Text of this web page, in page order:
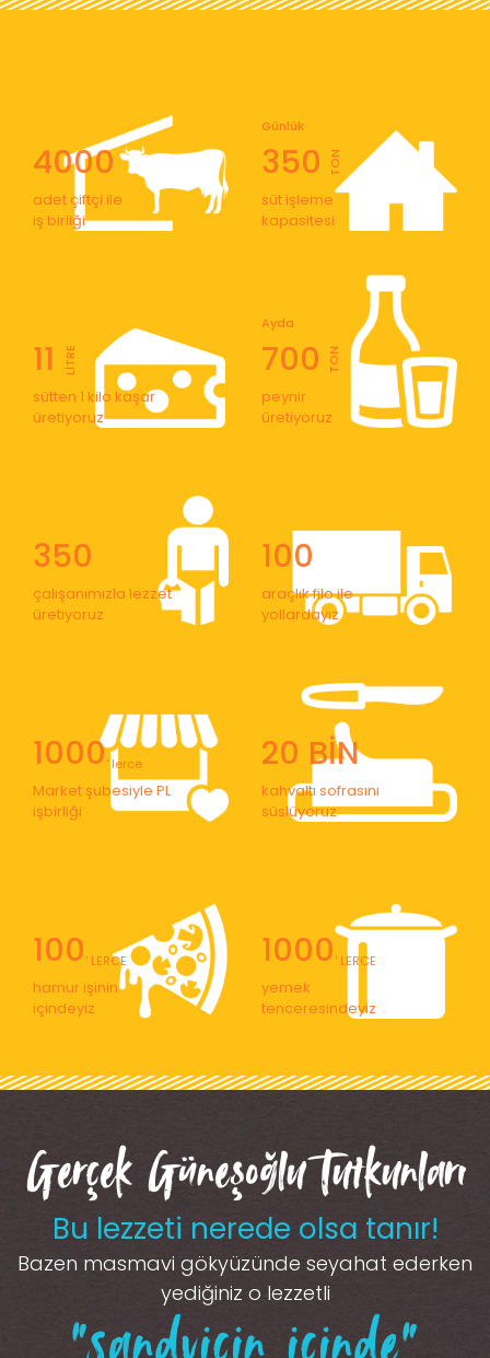
4000
adet çiftçi ile
iş birliği
350
Günlük
TON
süt işleme
kapasitesi
11 LİTRE
sütten 1 kilo kaşar
üretiyoruz
700
Ayda
TON
peynir
üretiyoruz
350
çalışanımızla lezzet
üretiyoruz
100
araçlık filo ile
yollardayız
1000' lerce
Market şubesiyle PL
işbirliği
20 BİN
kahvaltı sofrasını
süslüyoruz
100' LERCE
hamur işinin
içindeyiz
1000' LERCE
yemek
tenceresindeyiz
Gerçek Güneşoğlu Tutkunları
Bu lezzeti nerede olsa tanır!
Bazen masmavi gökyüzünde seyahat ederken
yediğiniz o lezzetli